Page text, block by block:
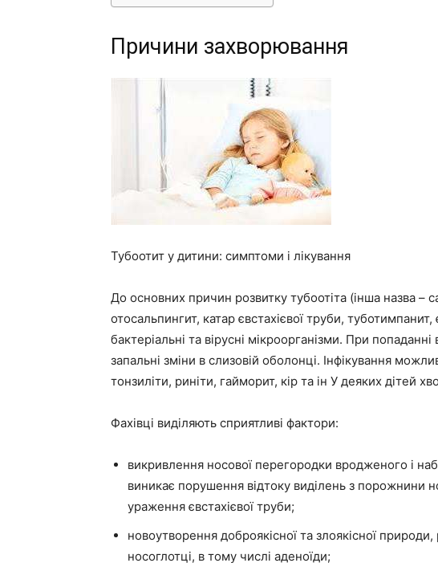
Причини захворювання
Тубоотит у дитини: симптоми і лікування
До основних причин розвитку тубоотіта (інша назва –
отосальпингит, катар євстахієвої труби, туботимпанит,
бактеріальні та вірусні мікроорганізми. При
запальні зміни в слизовій оболонці. Інфікування
тонзиліти, риніти, гайморит, кір та ін У деяких дітей
Фахівці виділяють сприятливі фактори:
викривлення носової перегородки вродженого і
виникає порушення відтоку виділень з
ураження євстахієвої труби;
новоутворення доброякісної та злоякісної
носоглотці, в тому числі аденоїди;